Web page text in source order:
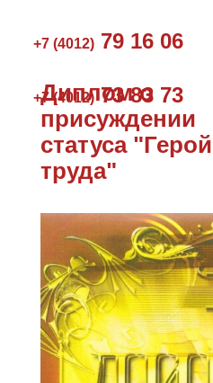
+7 (4012) 79 16 06
+7 (4012) 73 83 73
Диплом о
присуждении
статуса "Герой
труда"